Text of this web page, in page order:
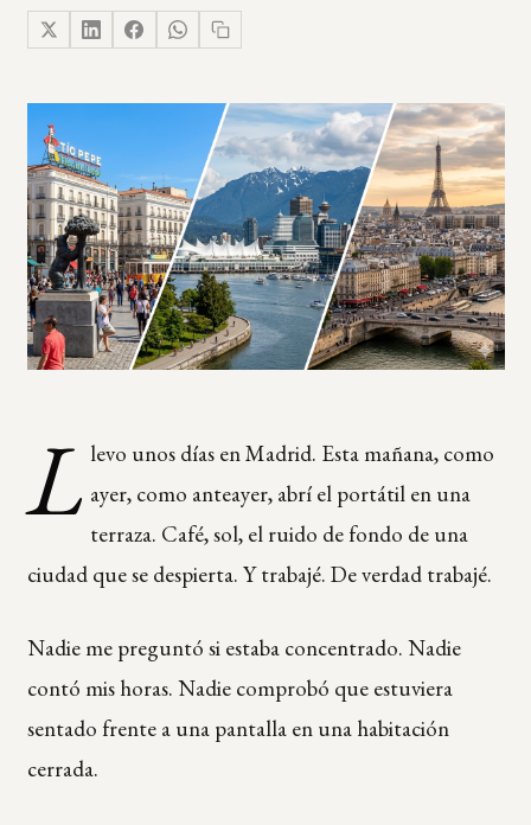
L levo unos días en Madrid. Esta mañana, como
ayer, como anteayer, abrí el portátil en una
terraza. Café, sol, el ruido de fondo de una
ciudad que se despierta. Y trabajé. De verdad trabajé.
Nadie me preguntó si estaba concentrado. Nadie
contó mis horas. Nadie comprobó que estuviera
sentado frente a una pantalla en una habitación
cerrada.